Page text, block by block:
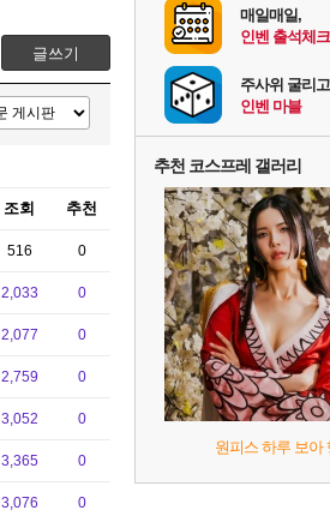
글쓰기
조회 추천
516 0
2,033 0
2,077 0
2,759 0
3,052 0
3,365 0
3,076 0
매일매일,
인벤 출석체
주사위 굴리
인벤 마블
추천 코스프레 갤러리
원피스 하루 보아